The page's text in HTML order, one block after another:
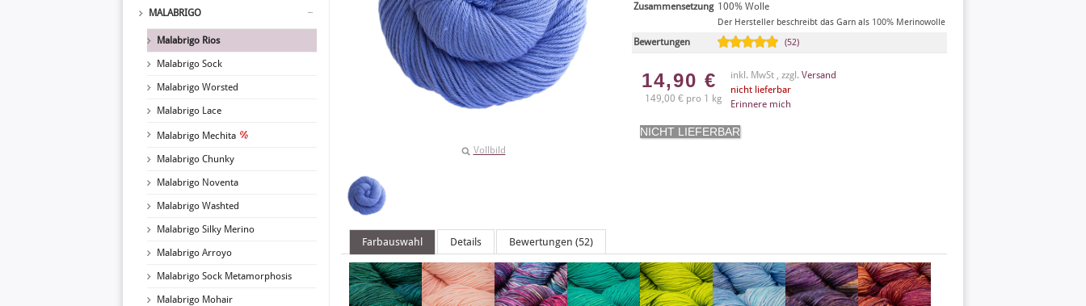
MALABRIGO
Malabrigo Rios
Malabrigo Sock
Malabrigo Worsted
Malabrigo Lace
Malabrigo Mechita
Malabrigo Chunky
Malabrigo Noventa
Malabrigo Washted
Malabrigo Silky Merino
Malabrigo Arroyo
Malabrigo Sock Metamorphosis
Malabrigo Mohair
Vollbild
Zusammensetzung 100% Wolle
Der Hersteller beschreibt das Garn als 100% Merinowolle
Bewertungen (52)
14,90 €
149,00 € pro 1 kg
inkl. MwSt , zzgl. Versand
nicht lieferbar
Erinnere mich
Farbauswahl Details Bewertungen (52)